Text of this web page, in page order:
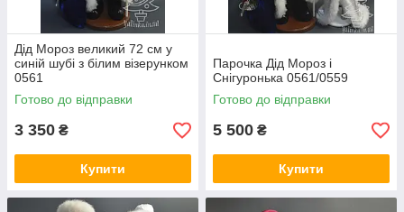
Дід Мороз великий 72 см у
синій шубі з білим візерунком
0561
Готово до відправки
3 350 ₴
Купити
Парочка Дід Мороз і
Снігуронька 0561/0559
Готово до відправки
5 500 ₴
Купити